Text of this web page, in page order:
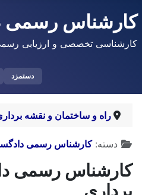
کارشناس رسمی
کارشناسی تخصصی و ارزیابی
دستمزد
راه و ساختمان و نقشه
توضیحات
دسته:کارشناس رسمی
کارشناس رسمی
برداری